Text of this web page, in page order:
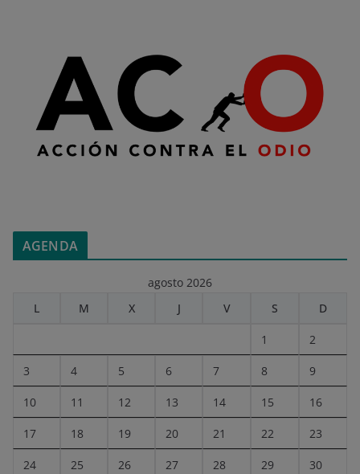
AGENDA
agosto 2026
L
M X J V S D
1 2
3 4 5 6 7 8 9
10 11 12 13 14 15 16
17 18 19 20 21 22 23
24 25 26 27 28 29 30